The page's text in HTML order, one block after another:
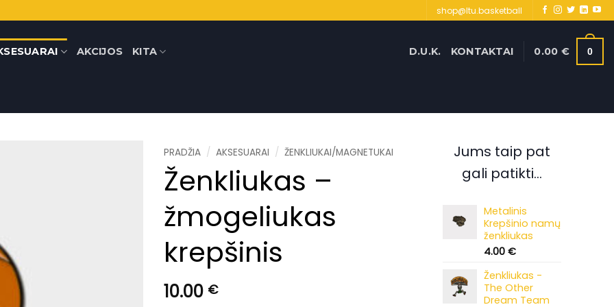
shop@ltu.basketball
AKCIJOS KITA D.U.K. KONTAKTAI 0.00 € 0
PRADŽIA / AKSESUARAI / ŽENKLIUKAI/MAGNETUKAI
Ženkliukas –
žmogeliukas
krepšinis
10.00 €
Jums taip pat
gali patikti…
Metalinis
Krepšinio namų
ženkliukas
4.00 €
Ženkliukas -
The Other
Dream Team